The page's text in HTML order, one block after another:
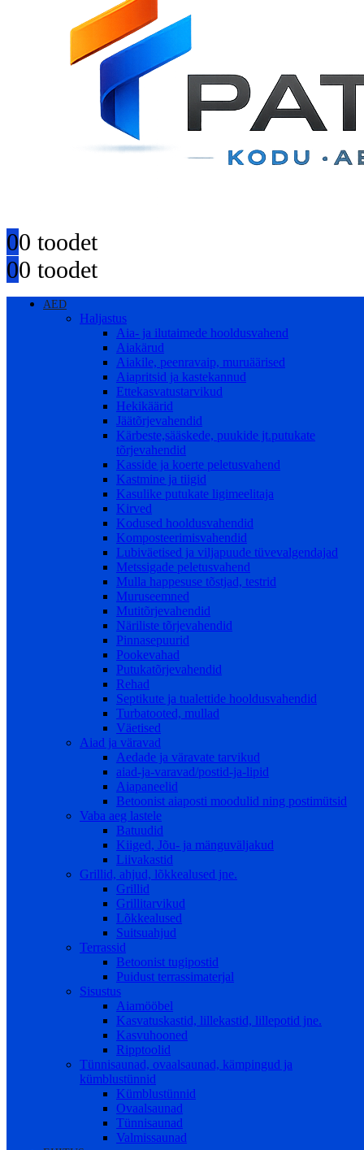
00 toodet
00 toodet
AED
Haljastus
Aia- ja ilutaimede hooldusvahend
Aiakärud
Aiakile, peenravaip, muruäärised
Aiapritsid ja kastekannud
Ettekasvatustarvikud
Hekikäärid
Jäätõrjevahendid
Kärbeste,sääskede, puukide jt.putukate
tõrjevahendid
Kasside ja koerte peletusvahend
Kastmine ja tiigid
Kasulike putukate ligimeelitaja
Kirved
Kodused hooldusvahendid
Komposteerimisvahendid
Lubiväetised ja viljapuude tüvevalgendajad
Metssigade peletusvahend
Mulla happesuse tõstjad, testrid
Muruseemned
Mutitõrjevahendid
Näriliste tõrjevahendid
Pinnasepuurid
Pookevahad
Putukatõrjevahendid
Rehad
Septikute ja tualettide hooldusvahendid
Turbatooted, mullad
Väetised
Aiad ja väravad
Aedade ja väravate tarvikud
aiad-ja-varavad/postid-ja-lipid
Aiapaneelid
Betoonist aiaposti moodulid ning postimütsid
Vaba aeg lastele
Batuudid
Kiiged, Jõu- ja mänguväljakud
Liivakastid
Grillid, ahjud, lõkkealused jne.
Grillid
Grillitarvikud
Lõkkealused
Suitsuahjud
Terrassid
Betoonist tugipostid
Puidust terrassimaterjal
Sisustus
Aiamööbel
Kasvatuskastid, lillekastid, lillepotid jne.
Kasvuhooned
Ripptoolid
Tünnisaunad, ovaalsaunad, kämpingud ja
kümblustünnid
Kümblustünnid
Ovaalsaunad
Tünnisaunad
Valmissaunad